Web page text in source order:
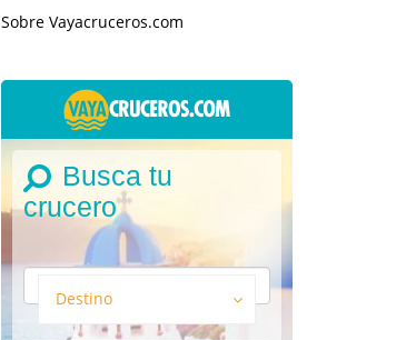
Sobre Vayacruceros.com
Busca tu
crucero
Destino